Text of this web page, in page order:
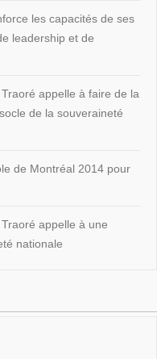
les capacités de ses
leadership et de
appelle à faire de la
de la souveraineté
de Montréal 2014 pour
appelle à une
nationale